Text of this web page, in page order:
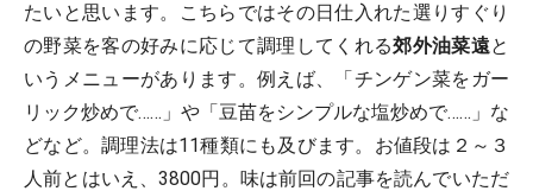
たいと思います。こちらではその日仕入れた選りすぐり
の野菜を客の好みに応じて調理してくれる郊外油菜遠と
いうメニューがあります。例えば、「チンゲン菜をガー
リック炒めで……」や「豆苗をシンプルな塩炒めで……」な
どなど。調理法は11種類にも及びます。お値段は２～３
人前とはいえ、3800円。味は前回の記事を読んでいただ